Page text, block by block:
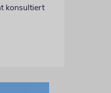
konsultiert